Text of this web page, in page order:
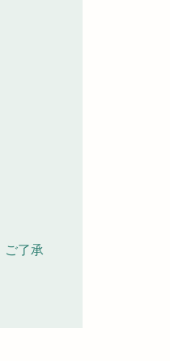
ご了承